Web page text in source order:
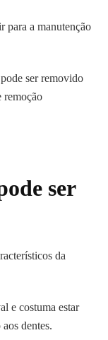
para a manutenção
ser removido
remoção
ser
da
e costuma estar
dentes.